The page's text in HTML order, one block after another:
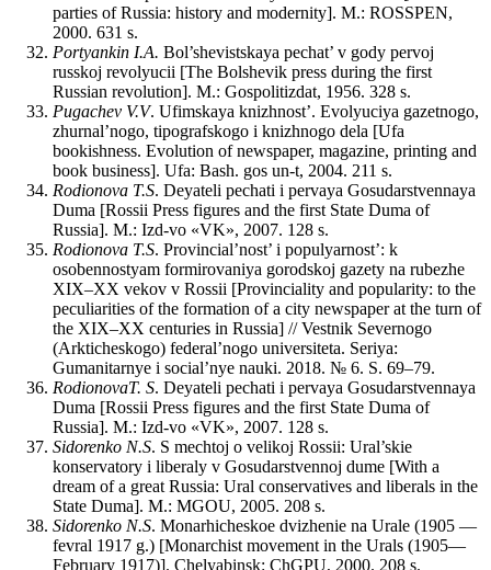
parties of Russia: history and modernity]. M.: ROSSPEN,
2000. 631 s.
Portyankin I.A. Bol’shevistskaya pechat’ v gody pervoj
russkoj revolyucii [The Bolshevik press during the first
Russian revolution]. M.: Gospolitizdat, 1956. 328 s.
Pugachev V.V. Ufimskaya knizhnost’. Evolyuciya gazetnogo,
zhurnal’nogo, tipografskogo i knizhnogo dela [Ufa
bookishness. Evolution of newspaper, magazine, printing and
book business]. Ufa: Bash. gos un-t, 2004. 211 s.
Rodionova T.S. Deyateli pechati i pervaya Gosudarstvennaya
Duma [Rossii Press figures and the first State Duma of
Russia]. M.: Izd-vo «VK», 2007. 128 s.
Rodionova T.S. Provincial’nost’ i populyarnost’: k
osobennostyam formirovaniya gorodskoj gazety na rubezhe
XIX–XX vekov v Rossii [Provinciality and popularity: to the
peculiarities of the formation of a city newspaper at the turn of
the XIX–XX centuries in Russia] // Vestnik Severnogo
(Arkticheskogo) federal’nogo universiteta. Seriya:
Gumanitarnye i social’nye nauki. 2018. № 6. S. 69–79.
RodionovaT. S. Deyateli pechati i pervaya Gosudarstvennaya
Duma [Rossii Press figures and the first State Duma of
Russia]. M.: Izd-vo «VK», 2007. 128 s.
Sidorenko N.S. S mechtoj o velikoj Rossii: Ural’skie
konservatory i liberaly v Gosudarstvennoj dume [With a
dream of a great Russia: Ural conservatives and liberals in the
State Duma]. M.: MGOU, 2005. 208 s.
Sidorenko N.S. Monarhicheskoe dvizhenie na Urale (1905 —
fevral 1917 g.) [Monarchist movement in the Urals (1905—
February 1917)]. Chelyabinsk: ChGPU, 2000. 208 s.